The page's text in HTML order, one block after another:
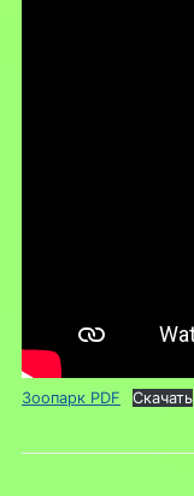
Зоопарк PDF Скачать